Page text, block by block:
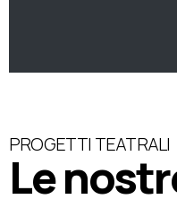
PROGETTI TEATRALI
Le